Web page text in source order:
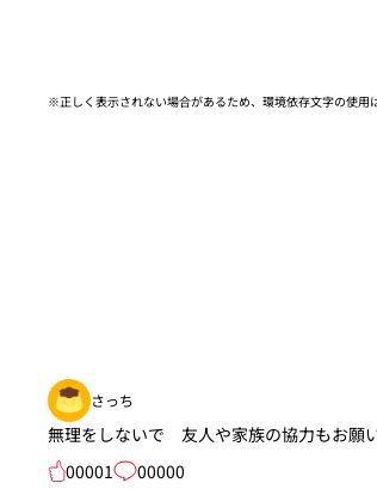
※正しく表示されない場合があるため、環境依存文字の使用
さっち
無理をしないで 友人や家族の協力もお願
00001
00000